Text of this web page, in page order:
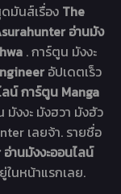
มันส์เรื่อง The
อ่านมัง
. การ์ตูน มังงะ
อัปเดตเร็ว
น์ การ์ตูน Manga
งงะ มังฮวา มังฮัว
เลยจ้า. รายชื่อ
านมังงะออนไลน์
ในหน้าแรกเลย.